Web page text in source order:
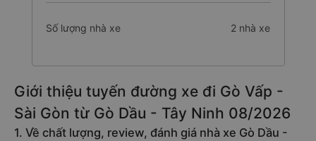
Số lượng nhà xe 2 nhà xe
Giới thiệu tuyến đường xe đi Gò Vấp -
Sài Gòn từ Gò Dầu - Tây Ninh 08/2026
1. Về chất lượng, review, đánh giá nhà xe Gò Dầu -